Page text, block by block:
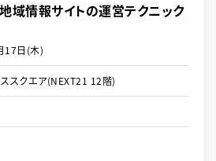
域情報サイトの運営テクニック
17日(木)
ススクエア(NEXT21 12階)